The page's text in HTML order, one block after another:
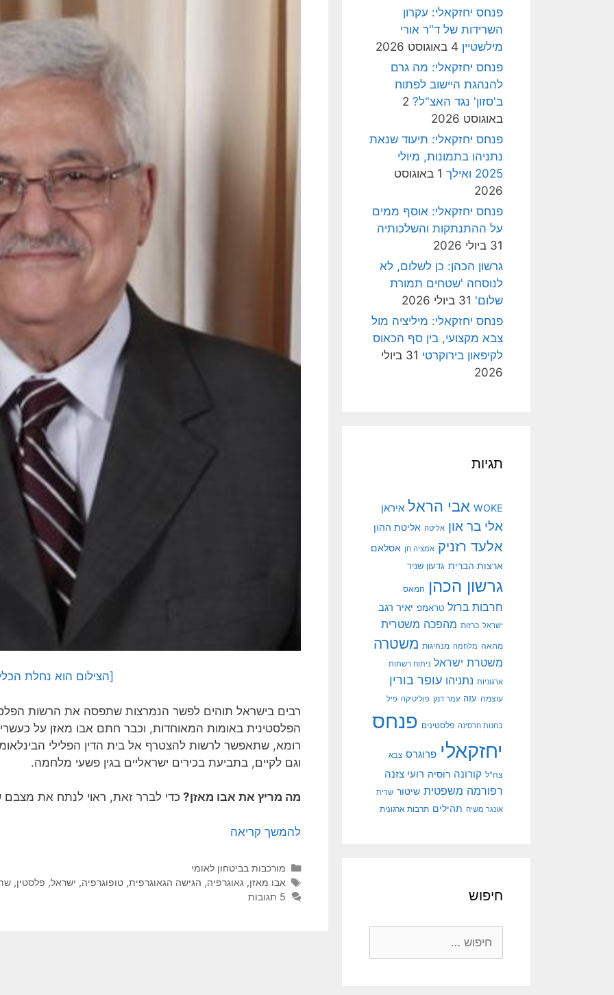
[הצילום הוא נחלת
רבים בישראל תוהים לפשר הנמרצות שתפסה את הרשות
הפלסטינית באומות המאוחדות, וכבר חתם אבו מאזן על
רומא, שתאפשר לרשות להצטרף אל בית הדין הפלילי
וגם לקיים, בתביעת בכירים ישראליים בגין פשעי מלחמה.
מה מריץ את אבו מאזן? כדי לברר זאת, ראוי לנתח את מצבם
להמשך קריאה
קטגוריות
מורכבות בביטחון לאומי
תגיות
אבו מאזן, גאוגרפיה, הגישה הגאוגרפית, טופוגרפיה, ישראל, פלסטין,
5 תגובות
פנחס יחזקאלי: עקרון
השרידות של ד"ר אורי
מילשטיין 4 באוגוסט 2026
פנחס יחזקאלי: מה גרם
להנהגת היישוב לפתוח
ב'סזון' נגד האצ"ל? 2
באוגוסט 2026
פנחס יחזקאלי: תיעוד שנאת
נתניהו בתמונות, מיולי
2025 ואילך
1 באוגוסט
2026
פנחס יחזקאלי: אוסף ממים
על ההתנתקות והשלכותיה
31 ביולי 2026
גרשון הכהן: כן לשלום, לא
לנוסחה 'שטחים תמורת
שלום' 31 ביולי 2026
פנחס יחזקאלי: מיליציה מול
צבא מקצועי, בין סף הכאוס
לקיפאון בירוקרטי
31 ביולי
2026
תגיות
WOKE אבי הראל איראן
אלי בר און אליטה אליטת ההון
אלעד רזניק אמציה חן אסלאם
ארצות הברית גדעון שניר
גרשון הכהן חמאס
חרבות ברזל טראמפ יאיר רגב
ישראל כרזות מהפכה משטרית
מחאה מלחמה מנהיגות משטרה
משטרת ישראל ניתוח רשתות
ארגוניות נתניהו עופר בורין
עוצמה עזה עמר דנק פוליטיקה פיל
בחנות חרסינה פלסטינים פנחס
יחזקאלי פרוגרס צבא
צה"ל קורונה רוסיה רועי צזנה
רפורמה משפטית שיטור שרית
אונגר משיח תהילים תרבות ארגונית
חיפוש